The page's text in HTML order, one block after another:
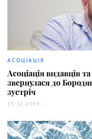
АСОЦІАЦІЯ
Асоціація видавців
звернулася до
зустріч
15.12.2019 -